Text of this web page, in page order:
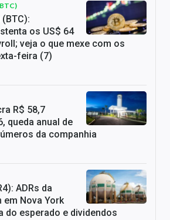
os US$ 64
veja o que mexe com os
feira (7)
R$ 58,7
queda anual de
da companhia
ADRs da
em Nova York
do esperado e dividendos